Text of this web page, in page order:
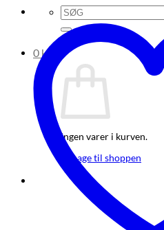
Søg
efter:
0 kr.
Ingen varer i kurven.
Tilbage til shoppen